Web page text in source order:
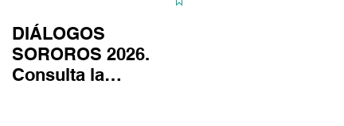
DIÁLOGOS
SOROROS 2026.
Consulta la